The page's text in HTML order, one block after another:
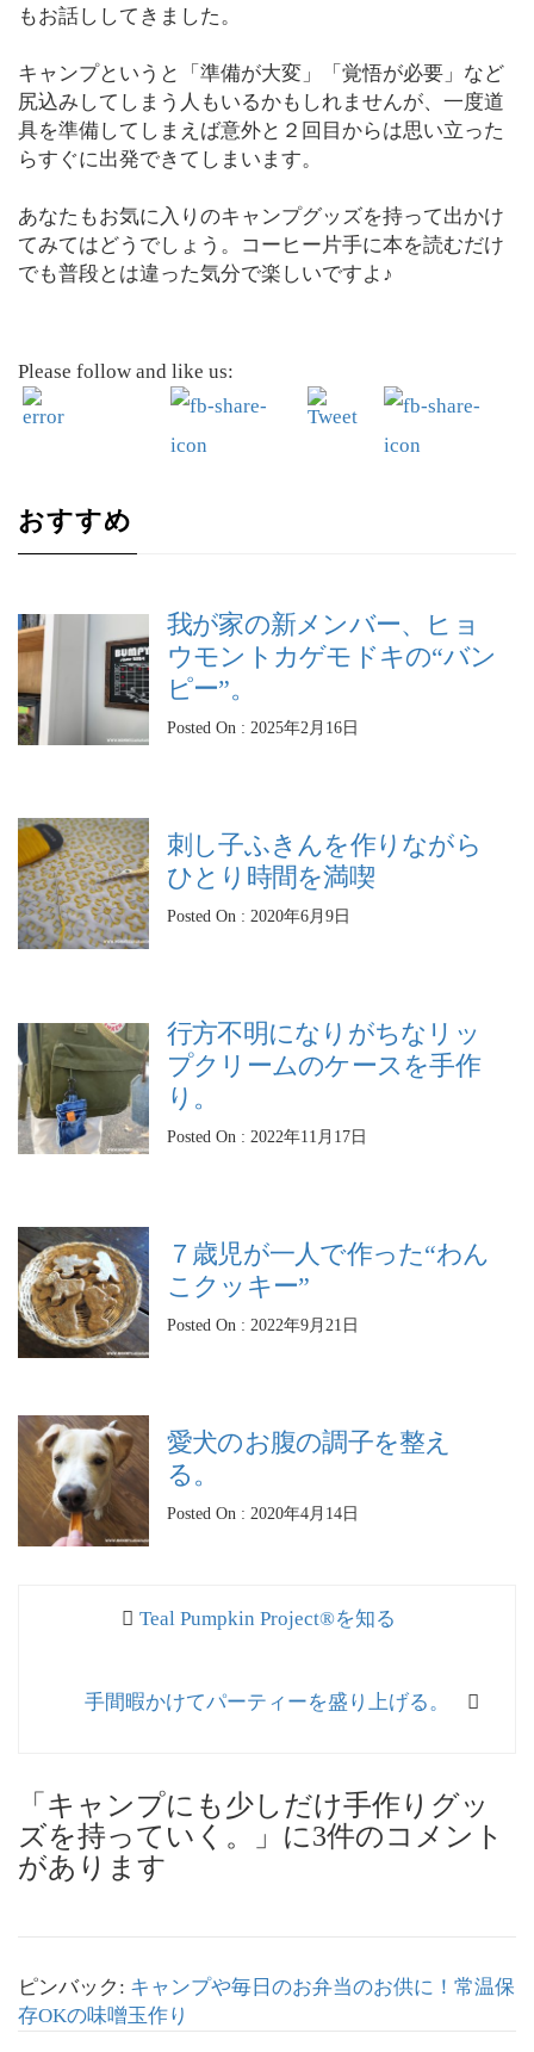
もお話ししてきました。
キャンプというと「準備が大変」「覚悟が必要」など
尻込みしてしまう人もいるかもしれませんが、一度道
具を準備してしまえば意外と２回目からは思い立った
らすぐに出発できてしまいます。
あなたもお気に入りのキャンプグッズを持って出かけ
てみてはどうでしょう。コーヒー片手に本を読むだけ
でも普段とは違った気分で楽しいですよ♪
Please follow and like us:
おすすめ
我が家の新メンバー、ヒョ
ウモントカゲモドキの“バン
ピー”。
Posted On : 2025年2月16日
刺し子ふきんを作りながら
ひとり時間を満喫
Posted On : 2020年6月9日
行方不明になりがちなリッ
プクリームのケースを手作
り。
Posted On : 2022年11月17日
７歳児が一人で作った“わん
こクッキー”
Posted On : 2022年9月21日
愛犬のお腹の調子を整え
る。
Posted On : 2020年4月14日
ー
シ
ョ
過
投
Teal Pumpkin Project®︎を知る
次
手間暇かけてパーティーを盛り上げる。
「キャンプにも少しだけ手作りグッ
ズを持っていく。」に3件のコメント
があります
ピンバック: キャンプや毎日のお弁当のお供に！常温保
存OKの味噌玉作り